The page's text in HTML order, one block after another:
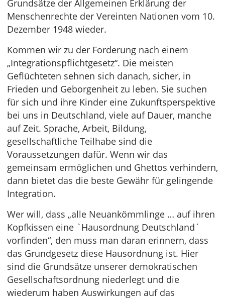
Grundsätze der Allgemeinen Erklärung der
Menschenrechte der Vereinten Nationen vom 10.
Dezember 1948 wieder.
Kommen wir zu der Forderung nach einem
„Integrationspflichtgesetz“. Die meisten
Geflüchteten sehnen sich danach, sicher, in
Frieden und Geborgenheit zu leben. Sie suchen
für sich und ihre Kinder eine Zukunftsperspektive
bei uns in Deutschland, viele auf Dauer, manche
auf Zeit. Sprache, Arbeit, Bildung,
gesellschaftliche Teilhabe sind die
Voraussetzungen dafür. Wenn wir das
gemeinsam ermöglichen und Ghettos verhindern,
dann bietet das die beste Gewähr für gelingende
Integration.
Wer will, dass „alle Neuankömmlinge … auf ihren
Kopfkissen eine `Hausordnung Deutschland´
vorfinden“, den muss man daran erinnern, dass
das Grundgesetz diese Hausordnung ist. Hier
sind die Grundsätze unserer demokratischen
Gesellschaftsordnung niederlegt und die
wiederum haben Auswirkungen auf das